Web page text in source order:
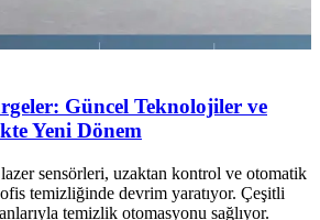
Güncel Teknolojiler ve
Yeni Dönem
sensörleri, uzaktan kontrol ve otomatik
temizliğinde devrim yaratıyor. Çeşitli
temizlik otomasyonu sağlıyor.